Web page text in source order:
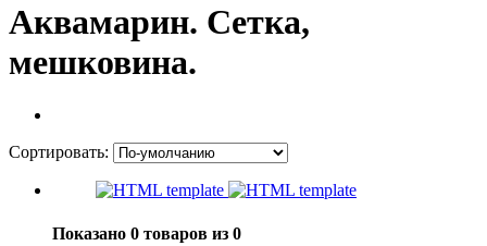
Аквамарин. Сетка,
мешковина.
Сортировать:
Показано 0 товаров из 0